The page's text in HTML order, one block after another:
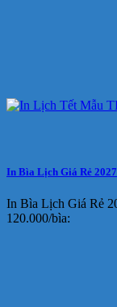
In Bìa Lịch Giá Rẻ 2027
In Bìa Lịch Giá Rẻ
120.000/bìa: